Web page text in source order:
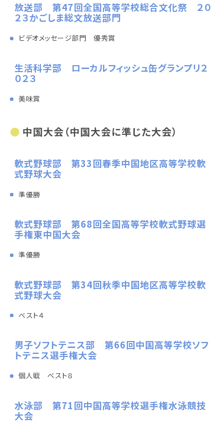
放送部 第47回全国高等学校総合文化祭 ２０
２３かごしま総文放送部門
ビデオメッセージ部門 優秀賞
生活科学部 ローカルフィッシュ缶グランプリ２
０２３
美味賞
中国大会（中国大会に準じた大会）
軟式野球部 第33回春季中国地区高等学校軟
式野球大会
準優勝
軟式野球部 第68回全国高等学校軟式野球選
手権東中国大会
準優勝
軟式野球部 第34回秋季中国地区高等学校軟
式野球大会
ベスト４
男子ソフトテニス部 第66回中国高等学校ソフ
トテニス選手権大会
個人戦 ベスト８
水泳部 第71回中国高等学校選手権水泳競技
大会